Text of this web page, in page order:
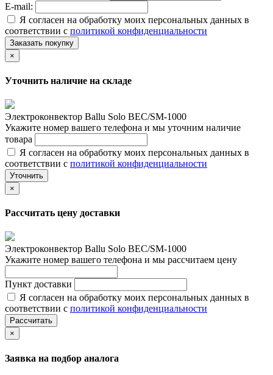
E-mail:
Я согласен на обработку моих персональных данных в
соответствии с политикой конфиденциальности
Заказать покупку
×
Уточнить наличие на складе
Электроконвектор Ballu Solo BEC/SM-1000
Укажите номер вашего телефона и мы уточним наличие
товара
Я согласен на обработку моих персональных данных в
соответствии с политикой конфиденциальности
Уточнить
×
Рассчитать цену доставки
Электроконвектор Ballu Solo BEC/SM-1000
Укажите номер вашего телефона и мы рассчитаем цену
Пункт доставки
Я согласен на обработку моих персональных данных в
соответствии с политикой конфиденциальности
Рассчитать
×
Заявка на подбор аналога